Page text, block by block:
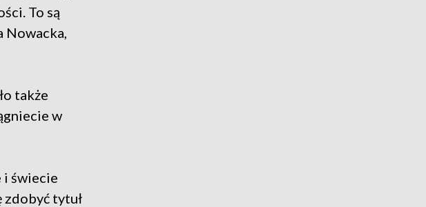
To są
Nowacka,
także
w
i świecie
zdobyć tytuł